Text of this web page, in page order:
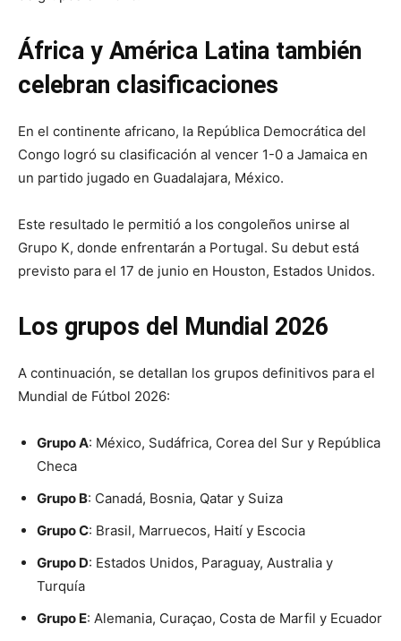
África y América Latina también
celebran clasificaciones
En el continente africano, la República Democrática del
Congo logró su clasificación al vencer 1-0 a Jamaica en
un partido jugado en Guadalajara, México.
Este resultado le permitió a los congoleños unirse al
Grupo K, donde enfrentarán a Portugal. Su debut está
previsto para el 17 de junio en Houston, Estados Unidos.
Los grupos del Mundial 2026
A continuación, se detallan los grupos definitivos para el
Mundial de Fútbol 2026:
Grupo A: México, Sudáfrica, Corea del Sur y República
Checa
Grupo B: Canadá, Bosnia, Qatar y Suiza
Grupo C: Brasil, Marruecos, Haití y Escocia
Grupo D: Estados Unidos, Paraguay, Australia y
Turquía
Grupo E: Alemania, Curaçao, Costa de Marfil y Ecuador